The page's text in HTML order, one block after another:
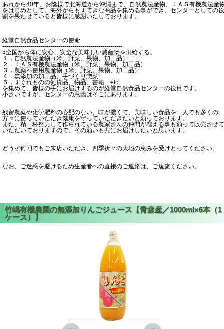
あれから40年、お陰様で北海道から沖縄まで、自然農法産物、ＪＡＳ有機農法産
をはじめとして、海外からもすてきな商品を集める事ができ、センターとしての役
割を果たせていると皆様に感謝いたしております。
経堂自然食品センターの使命
------------------------------------------------------------
○全国から体に安心、安全な美味しい農産物を供給する。
１．自然農法産物（米、野菜、果物、加工品）
２．ＪＡＳ有機農法産物（米、野菜、果物、加工品）
３．農薬不使用農産物（米、野菜、果物、加工品）
４．無添加の加工品、手づくり惣菜
５．すぐれものの雑貨品、物品、書籍 etc
を集めて、皆様の手にお届けするのが経堂自然食品センターの役目です。
小さいですが、センターの意義はそこにあります。
残留農薬や化学肥料の心配のない、味が濃くて、美味しい食品を一人でも多くの
方々に使っていただき健康を守っていただきたいと願っております。
また、精一杯努力して作られている農家さんの仲間が増える事も願って販売させて
いただいておりますので、その願いも共にお届けしたいと思います。
どうぞ何回でもご来店いただき、四季折々の大地の恵みを受けとってください。
なお、ご迷惑を避けるため生産者への直接のご連絡は、ご遠慮ください。